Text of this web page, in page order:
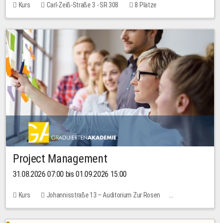
Kurs Carl-Zeiß-Straße 3 - SR 308 8 Plätze
Project Management
31.08.2026 07:00 bis 01.09.2026 15:00
Kurs
Johannisstraße 13 – Auditorium Zur Rosen
Keine freien Plätze
30,00 EUR